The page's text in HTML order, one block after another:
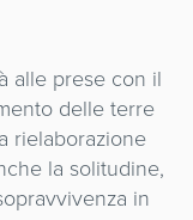
alle prese con il
delle terre
rielaborazione
la solitudine,
in